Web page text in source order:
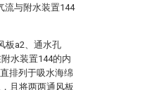
流与附水装置144
板a2、通水孔
水装置144的内
排列于吸水海绵
且将两两通风板